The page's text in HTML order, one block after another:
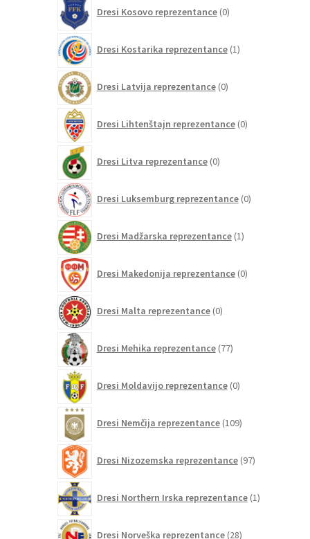
Dresi Kosovo reprezentance 0izdelkov
Dresi Kostarika reprezentance 1izdelek
Dresi Latvija reprezentance 0izdelkov
Dresi Lihtenštajn reprezentance 0izdelkov
Dresi Litva reprezentance 0izdelkov
Dresi Luksemburg reprezentance 0izdelkov
Dresi Madžarska reprezentance 1izdelek
Dresi Makedonija reprezentance 0izdelkov
Dresi Malta reprezentance 0izdelkov
Dresi Mehika reprezentance 77izdelkov
Dresi Moldavijo reprezentance 0izdelkov
Dresi Nemčija reprezentance 109izdelkov
Dresi Nizozemska reprezentance 97izdelkov
Dresi Northern Irska reprezentance 1izdelek
Dresi Norveška reprezentance 28